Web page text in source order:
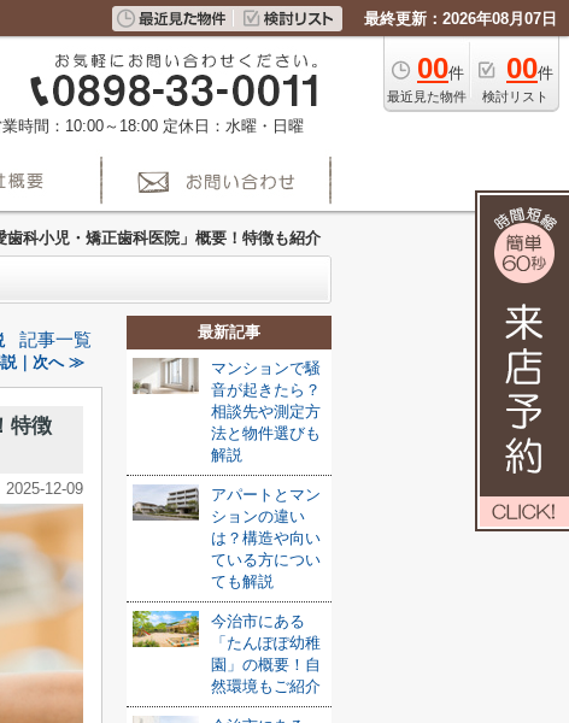
最終更新：2026年08月07日
00件
最近見た物件
00件
検討リスト
時間：10:00～18:00 定休日：水曜・日曜
歯科小児・矯正歯科医院」概要！特徴も紹介
記事一覧
説｜次へ ≫
特徴
2025-12-09
最新記事
マンションで騒
音が起きたら？
相談先や測定方
法と物件選びも
解説
アパートとマン
ションの違い
は？構造や向い
ている方につい
ても解説
今治市にある
「たんぽぽ幼稚
園」の概要！自
然環境もご紹介